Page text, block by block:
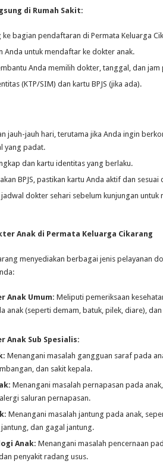
di Rumah Sakit:
ke bagian pendaftaran di Permata Keluarga
Anda untuk mendaftar ke dokter anak.
Anda memilih dokter, tanggal, dan
(KTP/SIM) dan kartu BPJS (jika ada).
jauh-jauh hari, terutama jika Anda ingin
yang padat.
dan kartu identitas yang berlaku.
BPJS, pastikan kartu Anda aktif dan
dokter sehari sebelum kunjungan
Anak di Permata Keluarga Cikarang
menyediakan berbagai jenis pelayanan
Anak Umum: Meliputi pemeriksaan
anak (seperti demam, batuk, pilek, diare),
Anak Sub Spesialis:
Menangani masalah gangguan saraf pada
dan sakit kepala.
Menangani masalah pernapasan pada
saluran pernapasan.
Menangani masalah jantung pada anak,
dan gagal jantung.
Anak: Menangani masalah pencernaan
penyakit radang usus.